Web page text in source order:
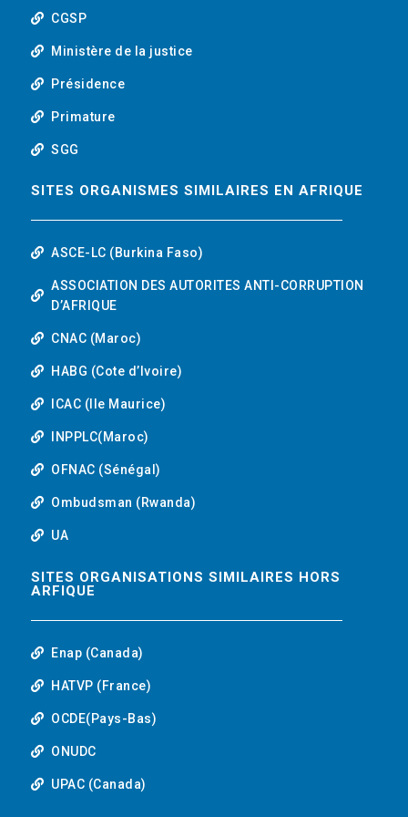
e
CGSP
Ministère de la justice
Présidence
Primature
SGG
SITES ORGANISMES SIMILAIRES EN AFRIQUE
ASCE-LC (Burkina Faso)
ASSOCIATION DES AUTORITES ANTI-CORRUPTION
D’AFRIQUE
CNAC (Maroc)
HABG (Cote d’Ivoire)
ICAC (Ile Maurice)
INPPLC(Maroc)
OFNAC (Sénégal)
Ombudsman (Rwanda)
UA
SITES ORGANISATIONS SIMILAIRES HORS
ARFIQUE
Enap (Canada)
HATVP (France)
OCDE(Pays-Bas)
ONUDC
UPAC (Canada)